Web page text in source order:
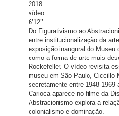
2018
vídeo
6’12’’
Do Figurativismo ao
entre institucionalização da
exposição inaugural do Museu
como a forma de arte mais
Rockefeller. O vídeo revisita
museu em São Paulo, Ciccillo
secretamente entre 1948-
Carioca aparece no filme da
Abstracionismo explora a
colonialismo e dominação.